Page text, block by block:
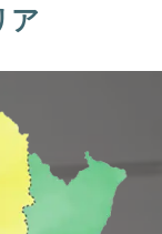
ア